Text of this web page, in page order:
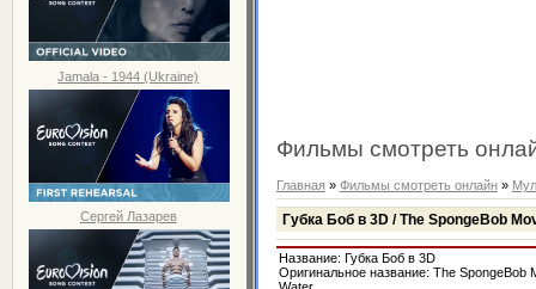
Jamala - 1944 (Ukraine)
Сергей Лазарев
Фильмы смотреть
Главная » Фильмы смотреть онлайн»
Губка Боб в 3D / The SpongeBob
Название: Губка Боб в 3D
Оригинальное название: The SpongeBob